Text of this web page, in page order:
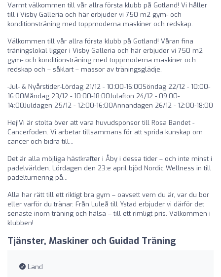
Varmt välkommen till vår allra första klubb på Gotland! Vi håller
till i Visby Galleria och här erbjuder vi 750 m2 gym- och
konditionsträning med toppmoderna maskiner och redskap.
Välkommen till vår allra första klubb på Gotland! Våran fina
träningslokal ligger i Visby Galleria och här erbjuder vi 750 m2
gym- och konditionsträning med toppmoderna maskiner och
redskap och – såklart – massor av träningsglädje.
-Jul- & Nyårstider-Lördag 21/12 - 10:00-16:00Söndag 22/12 - 10:00-
16:00Måndag 23/12 - 10:00-18:00Julafton 24/12 - 09:00-
14:00Juldagen 25/12 - 12:00-16:00Annandagen 26/12 - 12:00-18:00
Hej!Vi är stolta över att vara huvudsponsor till Rosa Bandet -
Cancerfoden. Vi arbetar tillsammans för att sprida kunskap om
cancer och bidra till...
Det är alla möjliga hästkrafter i Åby i dessa tider – och inte minst i
padelvärlden. Lördagen den 23:e april bjöd Nordic Wellness in till
padelturnering på...
Alla har rätt till ett riktigt bra gym – oavsett vem du är, var du bor
eller varför du tränar. Från Luleå till Ystad erbjuder vi därför det
senaste inom träning och hälsa – till ett rimligt pris. Välkommen i
klubben!
Tjänster, Maskiner och Guidad Träning
Land